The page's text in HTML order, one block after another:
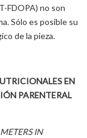
FDOPA) no son
Sólo es posible su
de la pieza.
EN
PARENTERAL
IN